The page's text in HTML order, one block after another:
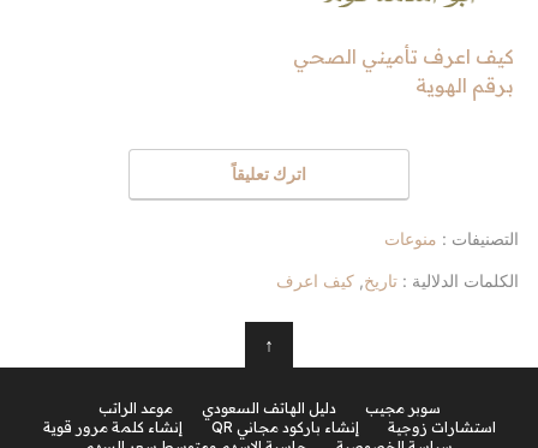
كيف اعرف تأميني الصحي
برقم الهوية
اترك تعليقاً
التصنيفات : منوعات
الكلمات الدلالية : تاريخ, كيف اعرف
↑
سوبر مجيب دليل الهاتف السعودي
موعد الراتب
استشارات زوجية
إنشاء باركود مجاني QR
إنشاء كلمة مرور قوية